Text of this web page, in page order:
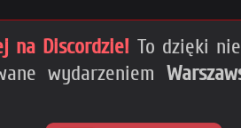
na Discordzie! To dzięki
wydarzeniem